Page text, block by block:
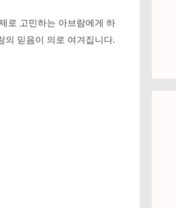
로 고민하는 아브람에게 하
의 믿음이 의로 여겨집니다.